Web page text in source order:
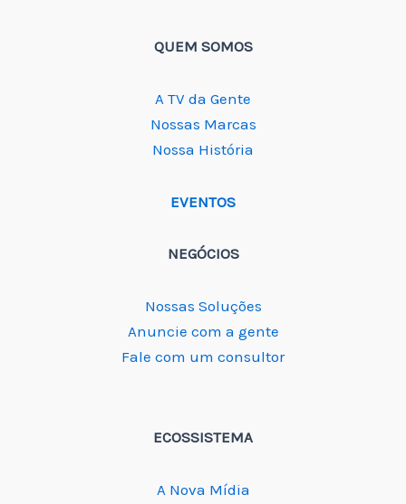
QUEM SOMOS
A TV da Gente
Nossas Marcas
Nossa História
EVENTOS
NEGÓCIOS
Nossas Soluções
Anuncie com a gente
Fale com um consultor
ECOSSISTEMA
A Nova Mídia